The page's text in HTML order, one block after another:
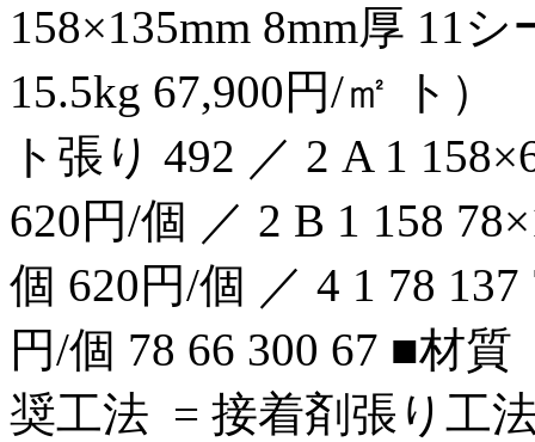
158×135mm 8mm厚 11
15.5kg 67,900円/㎡ ト）
ト張り 492 ／ 2 A 1
620円/個 ／ 2 B 1 158
個 620円/個 ／ 4 1 78
円/個 78 66 300 67 ■材
奨工法 = 接着剤張り工